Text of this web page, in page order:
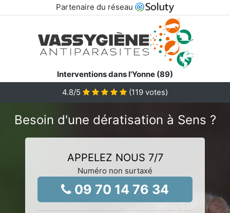
Partenaire du réseau
Interventions dans l'Yonne (89)
4.8/5 (119 votes)
Besoin d'une dératisation à Sens ?
APPELEZ NOUS 7/7
Numéro non surtaxé
09 70 14 76 34